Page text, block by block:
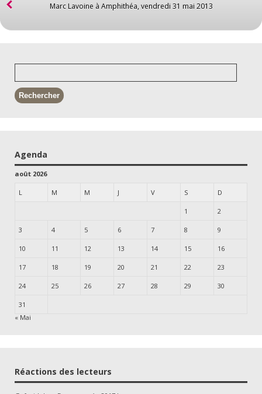
Marc Lavoine à Amphithéa, vendredi 31 mai 2013
Agenda
août 2026
L M M J V S D
1 2
3 4 5 6 7 8 9
10 11 12 13 14 15 16
17 18 19 20 21 22 23
24 25 26 27 28 29 30
31
« Mai
Réactions des lecteurs